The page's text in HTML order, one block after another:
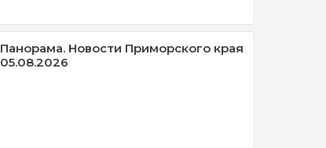
Панорама. Новости Приморского края
05.08.2026